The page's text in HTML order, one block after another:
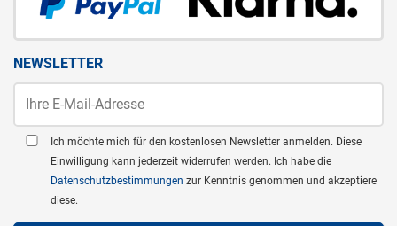
NEWSLETTER
Ich möchte mich für den kostenlosen Newsletter anmelden. Diese
Einwilligung kann jederzeit widerrufen werden. Ich habe die
Datenschutzbestimmungen zur Kenntnis genommen und akzeptiere
diese.